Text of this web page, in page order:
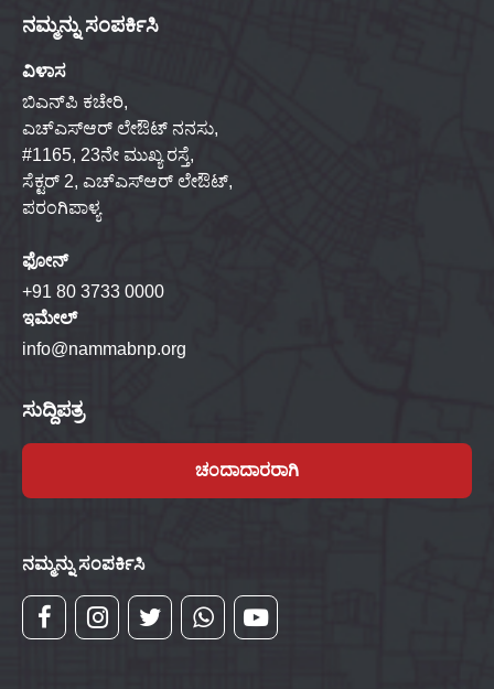
ನಮ್ಮನ್ನು ಸಂಪರ್ಕಿಸಿ
ವಿಳಾಸ
ಬಿಎನ್‌ಪಿ ಕಚೇರಿ,
ಎಚ್‌ಎಸ್‌ಆರ್ ಲೇಔಟ್ ನನಸು,
#1165, 23ನೇ ಮುಖ್ಯ ರಸ್ತೆ,
ಸೆಕ್ಟರ್ 2, ಎಚ್‌ಎಸ್‌ಆರ್ ಲೇಔಟ್,
ಪರಂಗಿಪಾಳ್ಯ
ಫೋನ್
+91 80 3733 0000
ಇಮೇಲ್
info@nammabnp.org
ಸುದ್ದಿಪತ್ರ
ಚಂದಾದಾರರಾಗಿ
ನಮ್ಮನ್ನು ಸಂಪರ್ಕಿಸಿ